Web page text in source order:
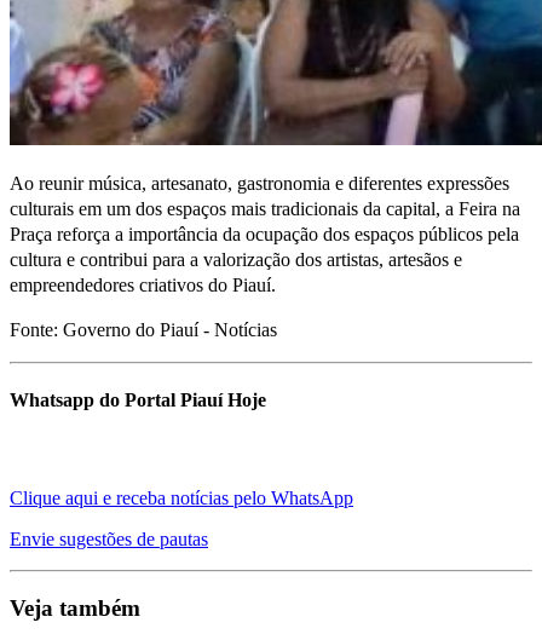
Ao reunir música, artesanato, gastronomia e diferentes expressões
culturais em um dos espaços mais tradicionais da capital, a Feira na
Praça reforça a importância da ocupação dos espaços públicos pela
cultura e contribui para a valorização dos artistas, artesãos e
empreendedores criativos do Piauí.
Fonte: Governo do Piauí - Notícias
Whatsapp do Portal Piauí Hoje
Clique aqui e receba notícias pelo WhatsApp
Envie sugestões de pautas
Veja também